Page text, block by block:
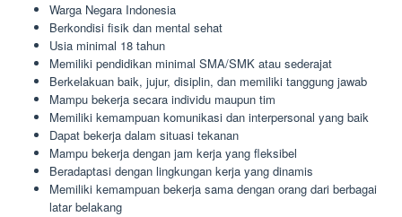
Warga Negara Indonesia
Berkondisi fisik dan mental sehat
Usia minimal 18 tahun
Memiliki pendidikan minimal SMA/SMK atau sederajat
Berkelakuan baik, jujur, disiplin, dan memiliki tanggung jawab
Mampu bekerja secara individu maupun tim
Memiliki kemampuan komunikasi dan interpersonal yang baik
Dapat bekerja dalam situasi tekanan
Mampu bekerja dengan jam kerja yang fleksibel
Beradaptasi dengan lingkungan kerja yang dinamis
Memiliki kemampuan bekerja sama dengan orang dari berbagai
latar belakang